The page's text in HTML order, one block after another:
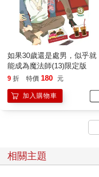
如果30歲還是處男，似乎就
能成為魔法師(13)限定版
9 折 特價 180 元
加入購物車
相關主題